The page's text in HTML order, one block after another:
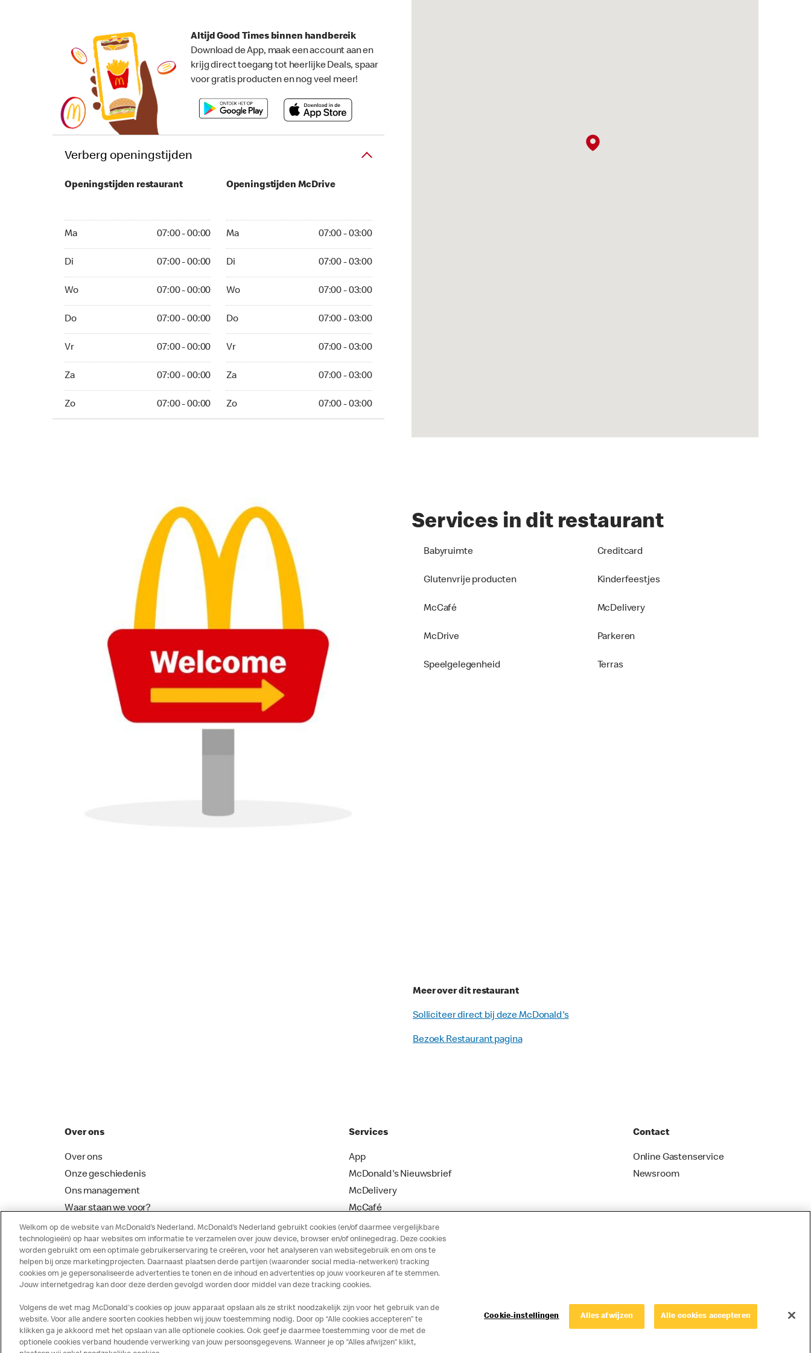
Altijd Good Times binnen handbereik
Download de App, maak een account aan en
krijg direct toegang tot heerlijke Deals, spaar
voor gratis producten en nog veel meer!
Verberg openingstijden
Openingstijden restaurant
Ma 07:00 - 00:00
Di 07:00 - 00:00
Wo 07:00 - 00:00
Do 07:00 - 00:00
Vr 07:00 - 00:00
Za 07:00 - 00:00
Zo 07:00 - 00:00
Openingstijden McDrive
Ma 07:00 - 03:00
Di 07:00 - 03:00
Wo 07:00 - 03:00
Do 07:00 - 03:00
Vr 07:00 - 03:00
Za 07:00 - 03:00
Zo 07:00 - 03:00
Services in dit restaurant
Babyruimte Creditcard
Glutenvrije producten Kinderfeestjes
McCafé McDelivery
McDrive Parkeren
Speelgelegenheid Terras
Meer over dit restaurant
Solliciteer direct bij deze McDonald's
Bezoek Restaurant pagina
Over ons
Over ons
Onze geschiedenis
Ons management
Waar staan we voor?
McDonalds Franchising
Services
App
McDonald's Nieuwsbrief
McDelivery
McCafé
Contact
Online Gastenservice
Newsroom
Disclaimer Privacy Cookies
Welkom op de website van McDonald’s Nederland. McDonald’s Nederland gebruikt cookies (en/of daarmee vergelijkbare
technologieën) op haar websites om informatie te verzamelen over jouw device, browser en/of onlinegedrag. Deze cookies
worden gebruikt om een optimale gebruikerservaring te creëren, voor het analyseren van websitegebruik en om ons te
helpen bij onze marketingprojecten. Daarnaast plaatsen derde partijen (waaronder social media-netwerken) tracking
cookies om je gepersonaliseerde advertenties te tonen en de inhoud en advertenties op jouw voorkeuren af te stemmen.
Jouw internetgedrag kan door deze derden gevolgd worden door middel van deze tracking cookies.
Volgens de wet mag McDonald's cookies op jouw apparaat opslaan als ze strikt noodzakelijk zijn voor het gebruik van de
website. Voor alle andere soorten cookies hebben wij jouw toestemming nodig. Door op “Alle cookies accepteren” te
klikken ga je akkoord met het opslaan van alle optionele cookies. Ook geef je daarmee toestemming voor de met de
optionele cookies verband houdende verwerking van jouw persoonsgegevens. Wanneer je op “Alles afwijzen” klikt,
Cookie-instellingen Alles afwijzen Alle cookies accepteren